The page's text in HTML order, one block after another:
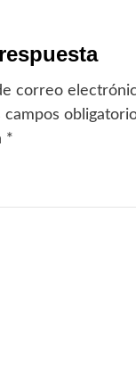
correo
campos
*